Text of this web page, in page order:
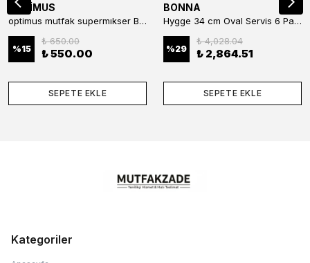
OPTİMUS
optimus mutfak supermıkser Bar Konteyner 6'lı 50×16×9 cm Kapaklı Polikarbon Organizer Bar & Kafe
%15
₺ 650.00
₺ 550.00
SEPETE EKLE
BONNA
Hygge 34 cm Oval Servis 6 Parça
%29
₺ 4,028.04
₺ 2,864.51
SEPETE EKLE
Kategoriler